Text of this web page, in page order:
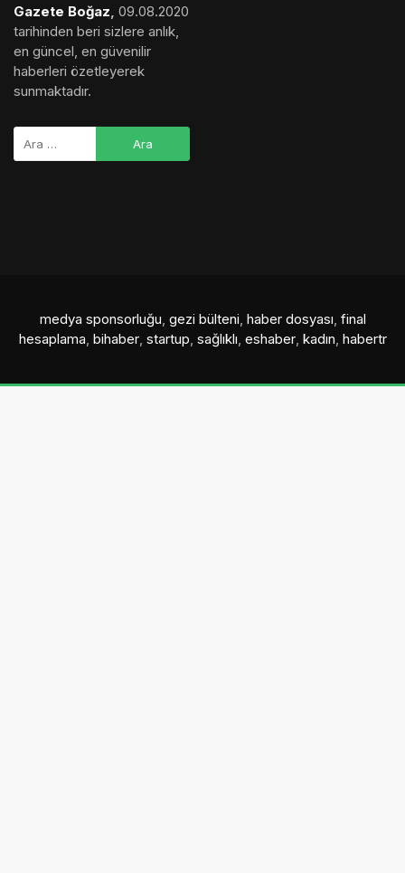
Gazete Boğaz, 09.08.2020
tarihinden beri sizlere anlık,
en güncel, en güvenilir
haberleri özetleyerek
sunmaktadır.
medya sponsorluğu, gezi bülteni, haber dosyası, final
hesaplama, bihaber, startup, sağlıklı, eshaber, kadın, habertr